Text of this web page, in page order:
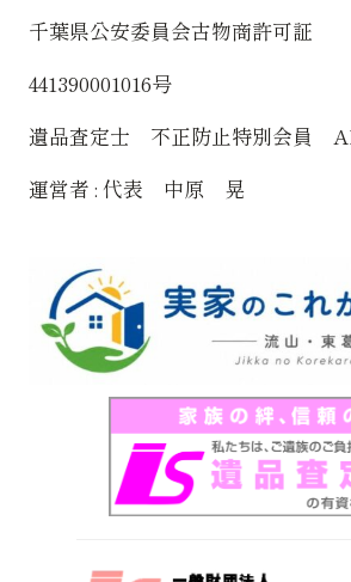
千葉県公安委員会古物商許可証
441390001016号
遺品査定士 不正防止特別会員
運営者 : 代表 中原 晃